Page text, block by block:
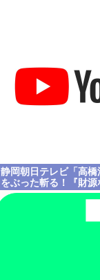
静岡朝日テレビ「高
をぶった斬る！『財源